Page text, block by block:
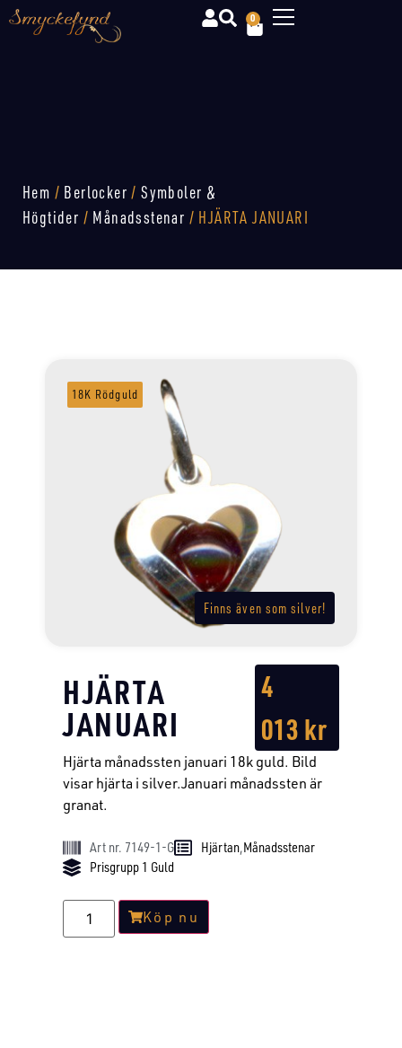
0
Hem / Berlocker /Symboler &
Högtider / Månadsstenar / HJÄRTA JANUARI
Finns även som silver!
18K Rödguld
HJÄRTA
JANUARI
4
013kr
Hjärta månadssten januari 18k guld. Bild
visar hjärta i silver.Januari månadssten är
granat.
Art nr. 7149-1-G Hjärtan,Månadsstenar
Prisgrupp 1 Guld
Köp nu